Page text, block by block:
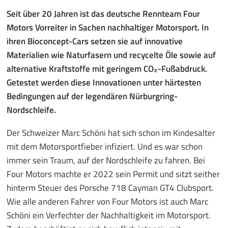
Seit über 20 Jahren ist das deutsche Rennteam Four
Motors Vorreiter in Sachen nachhaltiger Motorsport. In
ihren Bioconcept-Cars setzen sie auf innovative
Materialien wie Naturfasern und recycelte Öle sowie auf
alternative Kraftstoffe mit geringem CO₂-Fußabdruck.
Getestet werden diese Innovationen unter härtesten
Bedingungen auf der legendären Nürburgring-
Nordschleife.
Der Schweizer Marc Schöni hat sich schon im Kindesalter
mit dem Motorsportfieber infiziert. Und es war schon
immer sein Traum, auf der Nordschleife zu fahren. Bei
Four Motors machte er 2022 sein Permit und sitzt seither
hinterm Steuer des Porsche 718 Cayman GT4 Clubsport.
Wie alle anderen Fahrer von Four Motors ist auch Marc
Schöni ein Verfechter der Nachhaltigkeit im Motorsport.